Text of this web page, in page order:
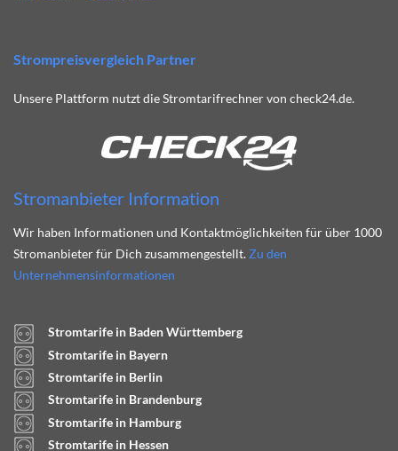
Strompreisvergleich Partner
Unsere Plattform nutzt die Stromtarifrechner von check24.de.
Stromanbieter Information
Wir haben Informationen und Kontaktmöglichkeiten für über 1000
Stromanbieter für Dich zusammengestellt. Zu den
Unternehmensinformationen
Stromtarife in Baden Württemberg
Stromtarife in Bayern
Stromtarife in Berlin
Stromtarife in Brandenburg
Stromtarife in Hamburg
Stromtarife in Hessen